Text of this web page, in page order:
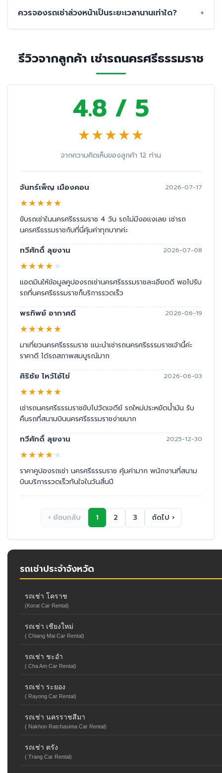
ควรจองรถเช่าล่วงหน้าเป็นระยะเวลานานเท่าใด?
รีวิวจากลูกค้า เช่ารถนครศรีธรรมราช
4.8 / 5
★★★★★
จากความคิดเห็นของลูกค้า 12 ท่าน
จันทร์เพ็ญ เมืองคอน 2026-07-17
★★★★★
ขับรถเช่าในนครศรีธรรมราช 4 วัน รถไม่มีงอแงเลย เช่ารถ
นครศรีธรรมราชกับที่นี่คุ้มค่าทุกบาทค่ะ
ทวีศักดิ์ ลุยงาน 2026-07-08
★★★★★
แอดมินให้ข้อมูลคูปองรถเช่านครศรีธรรมราชละเอียดดี พอไปรับ
รถที่นครศรีธรรมราชก็บริการรวดเร็ว
พรทิพย์ อากาศดี 2026-06-19
★★★★★
มาเที่ยวนครศรีธรรมราช แนะนำเช่ารถนครศรีธรรมราชเจ้านี้ค่ะ
ราคาดี ได้รถสภาพสมบูรณ์มาก
ศิริชัย ไหว้ไอ้ไข่ 2026-06-03
★★★★★
เช่ารถนครศรีธรรมราชขับไปวัดเจดีย์ รถใหม่ประหยัดน้ำมัน รับ
คืนรถที่สนามบินนครศรีธรรมราชง่ายมาก
ทวีศักดิ์ ลุยงาน 2025-12-30
★★★★★
ราคาคูปองรถเช่า นครศรีธรรมราช คุ้มค่ามาก พนักงานที่สนาม
บินบริการรวดเร็วทันใจในวันสิ้นปี
‹ ย้อนกลับ 1 2 3 ถัดไป ›
รถเช่าประจำจังหวัด
รถเช่า โคราช
(Korat Car Rental)
รถเช่า เชียงใหม่
( Chiang Mai Car Rental)
รถเช่า ชะอำ
( Cha Am Car Rental)
รถเช่า ระยอง
( Rayong Car Rental)
รถเช่า นครราชสีมา
( Nakhon Ratchasima Car Rental)
รถเช่า ตรัง
( Trang Car Rental)